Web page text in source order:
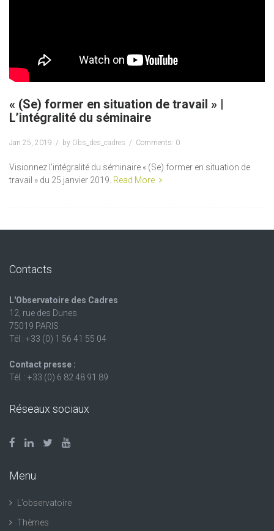
« (Se) former en situation de travail » |
L’intégralité du séminaire
Jan 25, 2019 by Obs_des_cadres Comments: 0
Visionnez l’intégralité du séminaire « (Se) former en situation de
travail » du 25 janvier 2019. Read More
Contacts
L'Observatoire des Cadres
12, rue des Dunes
75019 PARIS
Tél : +33 (0) 1 56 41 55 04
Contact presse :
Tél. : +33 (0) 6 82 48 91 89
Réseaux sociaux
Menu
L’observatoire
Thèmes